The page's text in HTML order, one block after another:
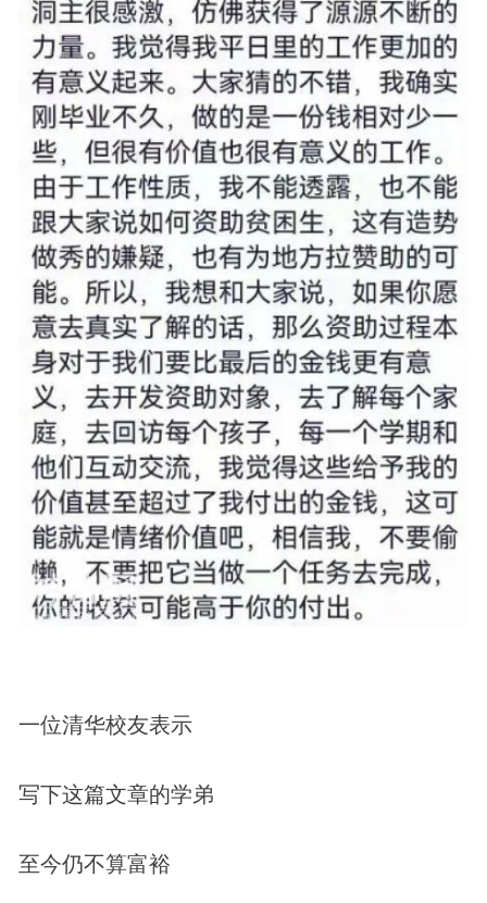
一位清华校友表示
写下这篇文章的学弟
至今仍不算富裕